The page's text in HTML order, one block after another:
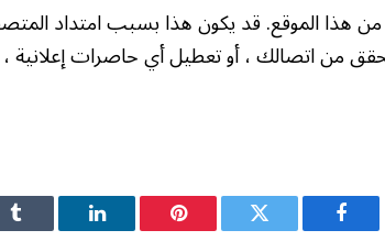
هذا الموقع. قد يكون هذا بسبب امتداد
من اتصالك ، أو تعطيل أي حاصرات إعلانية
فيسبوك تويتر بينتيريستلينكدإن